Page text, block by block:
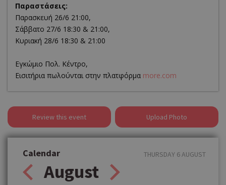
Παραστάσεις:
Παρασκευή 26/6 21:00,
Σάββατο 27/6 18:30 & 21:00,
Κυριακή 28/6 18:30 & 21:00
Εγκώμιο Πολ. Κέντρο,
Εισιτήρια πωλούνται στην πλατφόρμα more.com
Review this event Upload Photo
Calendar
August
THURSDAY 6 AUGUST